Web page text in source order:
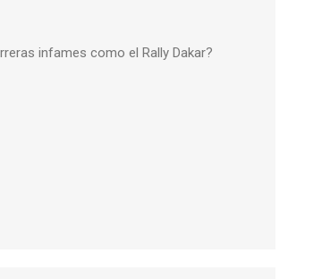
infames como el Rally Dakar?